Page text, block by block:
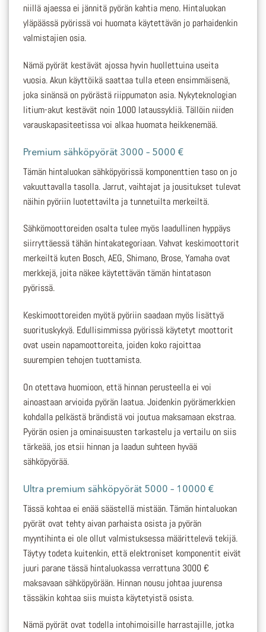
niillä ajaessa ei jännitä pyörän kahtia meno. Hintaluokan
yläpäässä pyörissä voi huomata käytettävän jo parhaidenkin
valmistajien osia.
Nämä pyörät kestävät ajossa hyvin huollettuina useita
vuosia. Akun käyttöikä saattaa tulla eteen ensimmäisenä,
joka sinänsä on pyörästä riippumaton asia. Nykyteknologian
litium-akut kestävät noin 1000 lataussykliä. Tällöin niiden
varauskapasiteetissa voi alkaa huomata heikkenemää.
Premium sähköpyörät 3000 – 5000 €
Tämän hintaluokan sähköpyörissä komponenttien taso on jo
vakuuttavalla tasolla. Jarrut, vaihtajat ja jousitukset tulevat
näihin pyöriin luotettavilta ja tunnetuilta merkeiltä.
Sähkömoottoreiden osalta tulee myös laadullinen hyppäys
siirryttäessä tähän hintakategoriaan. Vahvat keskimoottorit
merkeiltä kuten Bosch, AEG, Shimano, Brose, Yamaha ovat
merkkejä, joita näkee käytettävän tämän hintatason
pyörissä.
Keskimoottoreiden myötä pyöriin saadaan myös lisättyä
suorituskykyä. Edullisimmissa pyörissä käytetyt moottorit
ovat usein napamoottoreita, joiden koko rajoittaa
suurempien tehojen tuottamista.
On otettava huomioon, että hinnan perusteella ei voi
ainoastaan arvioida pyörän laatua. Joidenkin pyörämerkkien
kohdalla pelkästä brändistä voi joutua maksamaan ekstraa.
Pyörän osien ja ominaisuusten tarkastelu ja vertailu on siis
tärkeää, jos etsii hinnan ja laadun suhteen hyvää
sähköpyörää.
Ultra premium sähköpyörät 5000 – 10000 €
Tässä kohtaa ei enää säästellä mistään. Tämän hintaluokan
pyörät ovat tehty aivan parhaista osista ja pyörän
myyntihinta ei ole ollut valmistuksessa määrittelevä tekijä.
Täytyy todeta kuitenkin, että elektroniset komponentit eivät
juuri parane tässä hintaluokassa verrattuna 3000 €
maksavaan sähköpyörään. Hinnan nousu johtaa juurensa
tässäkin kohtaa siis muista käytetyistä osista.
Nämä pyörät ovat todella intohimoisille harrastajille, jotka